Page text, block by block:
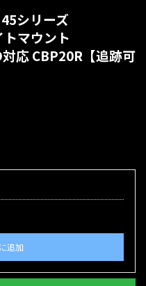
シリーズ
マウント
応 CBP20R【追跡可
追加